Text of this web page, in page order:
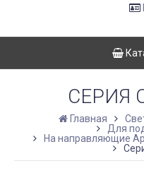
СЕРИЯ
Главная
Для
На направляющие